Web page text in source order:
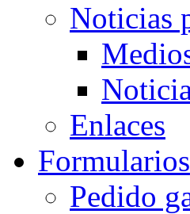
Noticias
Enlaces
Formularios
Pedido